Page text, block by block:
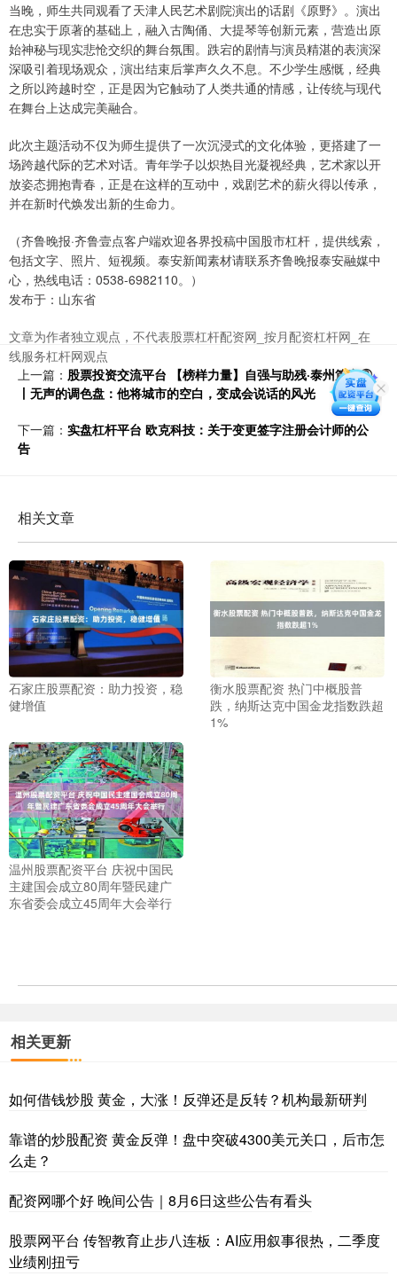
当晚，师生共同观看了天津人民艺术剧院演出的话剧《原野》。演出
在忠实于原著的基础上，融入古陶俑、大提琴等创新元素，营造出原
始神秘与现实悲怆交织的舞台氛围。跌宕的剧情与演员精湛的表演深
深吸引着现场观众，演出结束后掌声久久不息。不少学生感慨，经典
之所以跨越时空，正是因为它触动了人类共通的情感，让传统与现代
在舞台上达成完美融合。
此次主题活动不仅为师生提供了一次沉浸式的文化体验，更搭建了一
场跨越代际的艺术对话。青年学子以炽热目光凝视经典，艺术家以开
放姿态拥抱青春，正是在这样的互动中，戏剧艺术的薪火得以传承，
并在新时代焕发出新的生命力。
（齐鲁晚报·齐鲁壹点客户端欢迎各界投稿中国股市杠杆，提供线索，
包括文字、照片、短视频。泰安新闻素材请联系齐鲁晚报泰安融媒中
心，热线电话：0538-6982110。）
发布于：山东省
文章为作者独立观点，不代表股票杠杆配资网_按月配资杠杆网_在
线服务杠杆网观点
上一篇： 股票投资交流平台 【榜样力量】自强与助残·泰州篇章②
丨无声的调色盘：他将城市的空白，变成会说话的风光
下一篇： 实盘杠杆平台 欧克科技：关于变更签字注册会计师的公
告
相关文章
石家庄股票配资：助力投资，稳
健增值
衡水股票配资 热门中概股普
跌，纳斯达克中国金龙指数跌超
1%
温州股票配资平台 庆祝中国民
主建国会成立80周年暨民建广
东省委会成立45周年大会举行
相关更新
如何借钱炒股 黄金，大涨！反弹还是反转？机构最新研判
靠谱的炒股配资 黄金反弹！盘中突破4300美元关口，后市怎
么走？
配资网哪个好 晚间公告｜8月6日这些公告有看头
股票网平台 传智教育止步八连板：AI应用叙事很热，二季度
业绩刚扭亏